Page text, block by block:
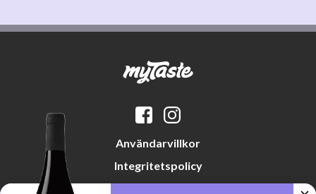
Användarvillkor
Integritetspolicy